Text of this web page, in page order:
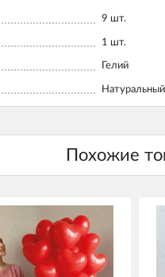
9 шт.
1 шт.
Гелий